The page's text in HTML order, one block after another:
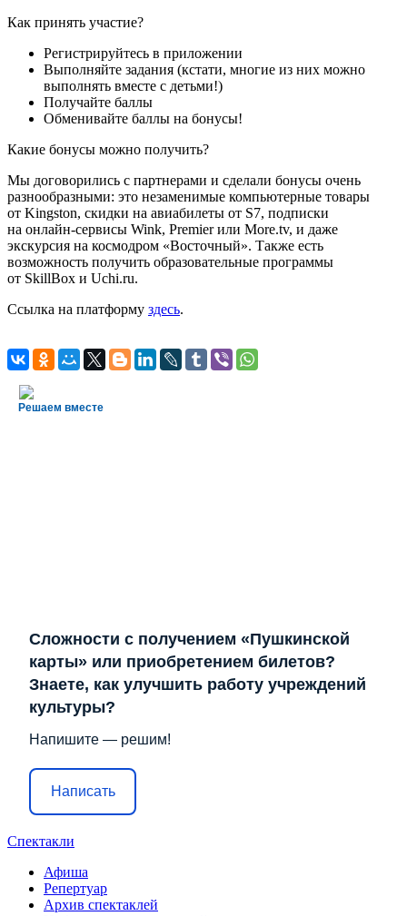
Как принять участие?
Регистрируйтесь в приложении
Выполняйте задания (кстати, многие из них можно
выполнять вместе с детьми!)
Получайте баллы
Обменивайте баллы на бонусы!
Какие бонусы можно получить?
Мы договорились с партнерами и сделали бонусы очень
разнообразными: это незаменимые компьютерные товары
от Kingston, скидки на авиабилеты от S7, подписки
на онлайн-сервисы Wink, Premier или More.tv, и даже
экскурсия на космодром «Восточный». Также есть
возможность получить образовательные программы
от SkillBox и Uchi.ru.
Ссылка на платформу здесь.
Решаем вместе
Сложности с получением «Пушкинской
карты» или приобретением билетов?
Знаете, как улучшить работу учреждений
культуры?
Напишите — решим!
Написать
Спектакли
Афиша
Репертуар
Архив спектаклей